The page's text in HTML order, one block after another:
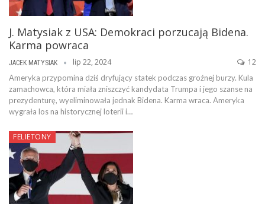
J. Matysiak z USA: Demokraci porzucają Bidena.
Karma powraca
JACEK MATYSIAK lip 22, 2024 12
Ameryka przypomina dziś dryfujący statek podczas groźnej burzy. Kula
zamachowca, która miała zniszczyć kandydata Trumpa i jego szanse na
prezydenturę, wyeliminowała jednak Bidena. Karma wraca. Ameryka
wygrała los na historycznej loterii i…
FELIETONY